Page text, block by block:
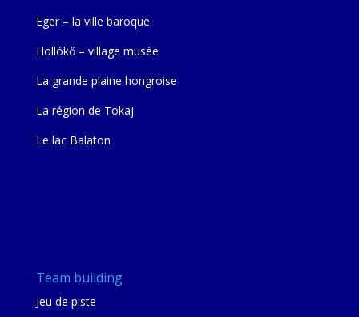
Eger – la ville baroque
Hollókő – village musée
La grande plaine hongroise
La région de Tokaj
Le lac Balaton
Team building
Jeu de piste